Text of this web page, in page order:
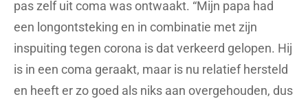
pas zelf uit coma was ontwaakt. “Mijn papa had
een longontsteking en in combinatie met zijn
inspuiting tegen corona is dat verkeerd gelopen. Hij
is in een coma geraakt, maar is nu relatief hersteld
en heeft er zo goed als niks aan overgehouden, dus